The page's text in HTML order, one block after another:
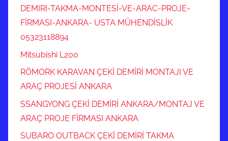
DEMIRI-TAKMA-MONTESİ-VE-ARAC-PROJE-
FİRMASI-ANKARA- USTA MÜHENDİSLİK
05323118894
Mitsubishi L200
RÖMORK KARAVAN ÇEKİ DEMİRİ MONTAJI VE
ARAÇ PROJESİ ANKARA
SSANGYONG ÇEKİ DEMİRİ ANKARA/MONTAJ VE
ARAÇ PROJE FİRMASI ANKARA
SUBARO OUTBACK ÇEKİ DEMİRİ TAKMA